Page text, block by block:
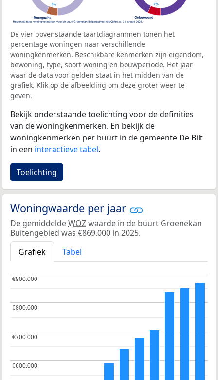
De vier bovenstaande taartdiagrammen tonen het
percentage woningen naar verschillende
woningkenmerken. Beschikbare kenmerken zijn eigendom,
bewoning, type, soort woning en bouwperiode. Het jaar
waar de data voor gelden staat in het midden van de
grafiek. Klik op de afbeelding om deze groter weer te
geven.
Bekijk onderstaande toelichting voor de definities
van de woningkenmerken. En bekijk de
woningkenmerken per buurt in de gemeente De Bilt
in een interactieve tabel.
Toelichting
Woningwaarde per jaar
De gemiddeldeWOZwaarde in de buurt Groenekan
Buitengebied was €869.000 in 2025.
Grafiek
Tabel
€600.000
€600.000
€700.000
€700.000
€800.000
€800.000
€900.000
€900.000